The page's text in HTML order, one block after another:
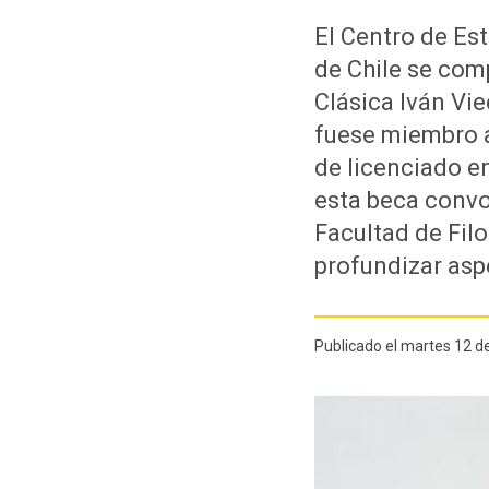
El Centro de
de Chile se
Clásica Iván
fuese miembro
de licenciado
esta beca
Facultad de
profundizar
Publicado el martes 12